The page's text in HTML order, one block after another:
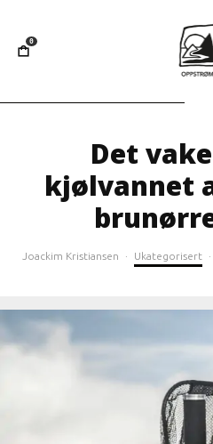
0
Det
kjølvannet
Joackim Kristiansen · Ukategorisert ·